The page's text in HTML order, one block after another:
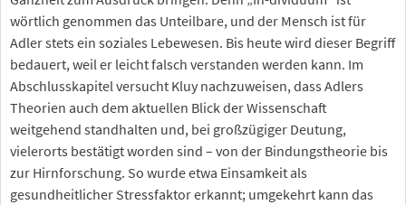
wörtlich genommen das Unteilbare, und der Mensch ist für
Adler stets ein soziales Lebewesen. Bis heute wird dieser Begriff
bedauert, weil er leicht falsch verstanden werden kann. Im
Abschlusskapitel versucht Kluy nachzuweisen, dass Adlers
Theorien auch dem aktuellen Blick der Wissenschaft
weitgehend standhalten und, bei großzügiger Deutung,
vielerorts bestätigt worden sind – von der Bindungstheorie bis
zur Hirnforschung. So wurde etwa Einsamkeit als
gesundheitlicher Stressfaktor erkannt; umgekehrt kann das